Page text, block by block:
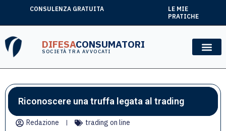
CONSULENZA GRATUITA
LE MIE
PRATICHE
DIFESACONSUMATORI
SOCIETÀ TRA AVVOCATI
Riconoscere una truffa legata al trading
Redazione
trading on line